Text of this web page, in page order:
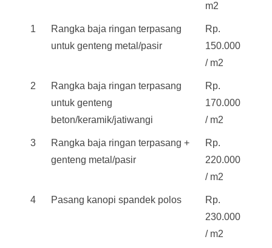
m2
1
Rangka baja ringan terpasang
untuk genteng metal/pasir
Rp.
150.000
/ m2
2
Rangka baja ringan terpasang
untuk genteng
beton/keramik/jatiwangi
Rp.
170.000
/ m2
3
Rangka baja ringan terpasang +
genteng metal/pasir
Rp.
220.000
/ m2
4 Pasang kanopi spandek polos
Rp.
230.000
/ m2